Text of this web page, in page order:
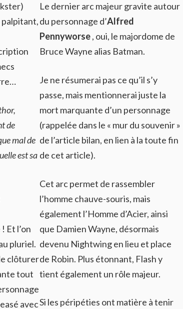
palpitant,
de
mal de
est sa
Et l’on
pluriel.
clôturer
tout
avec
Le dernier arc majeur gravite autour
du personnage d’Alfred
Pennyworse, oui, le majordome de
Bruce Wayne alias Batman.
Je ne résumerai pas ce qu’il s’y
passe, mais mentionnerai juste la
mort marquante d’un personnage
(rappelée dans le « mur du souvenir »
de l’article bilan, en lien à la toute fin
de cet article).
Cet arc permet de rassembler
l’homme chauve-souris, mais
également l’Homme d’Acier, ainsi
que Damien Wayne, désormais
devenu Nightwing en lieu et place
de Robin. Plus étonnant, Flash y
tient également un rôle majeur.
Si les péripéties ont matière à tenir